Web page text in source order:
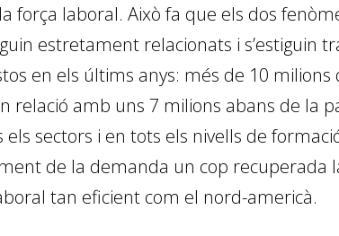
laboral. Això fa que els dos
estretament relacionats i s’estiguin
en els últims anys: més de 10 milions
relació amb uns 7 milions abans de la
sectors i en tots els nivells de
de la demanda un cop recuperada
tan eficient com el nord-americà.